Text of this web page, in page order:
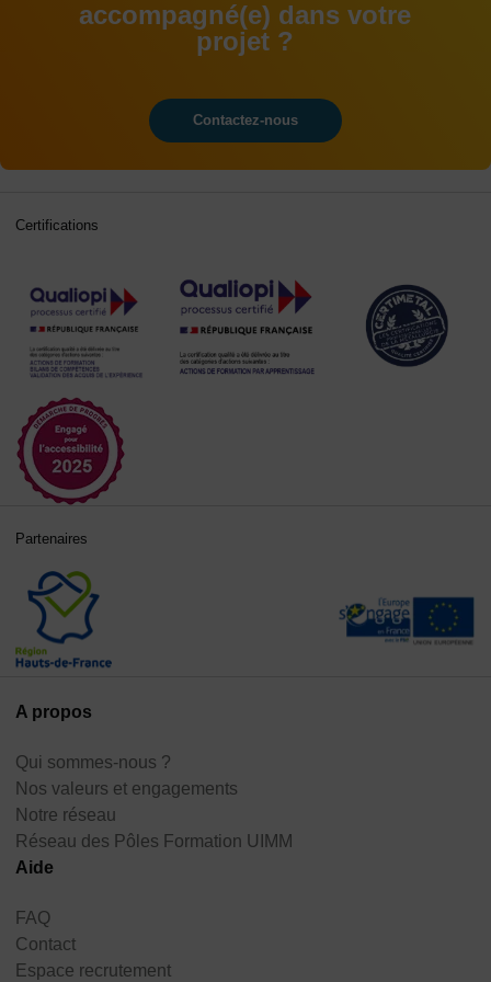
accompagné(e) dans votre
projet ?
Contactez-nous
A propos
Qui sommes-nous ?
Nos valeurs et engagements
Notre réseau
Réseau des Pôles Formation UIMM
Aide
FAQ
Contact
Espace recrutement
Certifications
Partenaires